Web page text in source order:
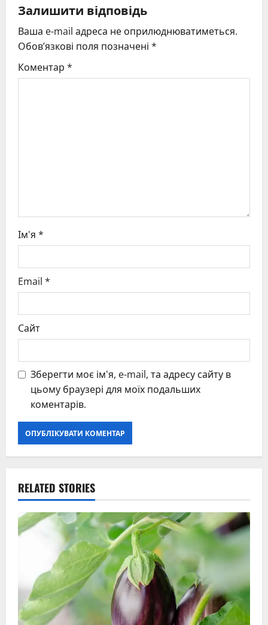
v
i
g
Залишити відповідь
Ваша e-mail адреса не оприлюднюватиметься.
Обов’язкові поля позначені *
Коментар *
Ім'я *
Email *
Сайт
Зберегти моє ім'я, e-mail, та адресу сайту в
цьому браузері для моїх подальших
коментарів.
RELATED STORIES